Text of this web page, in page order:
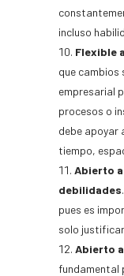
incluso
Flexible
que cambios
empresarial
procesos o
debe apoyar
tiempo,
Abierto
debilidades
pues es
solo
Abierto
fundamental